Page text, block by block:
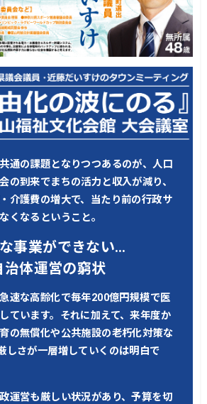
通の課題となりつつあるのが、人口
の到来でまちの活力と収入が減り、
介護費の増大で、当たり前の行政サ
くなるということ。
事業ができない…
治体運営の窮状
速な高齢化で毎年200億円規模で医
ています。それに加えて、来年度か
の無償化や公共施設の老朽化対策な
しさが一層増していくのは明白で
運営も厳しい状況があり、予算を切